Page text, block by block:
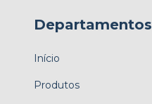
Departamentos
Início
Produtos